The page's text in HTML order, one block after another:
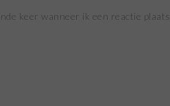
keer wanneer ik een reactie plaats.